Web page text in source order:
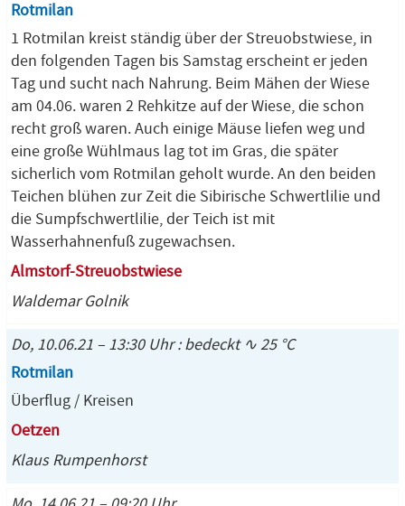
Rotmilan
1 Rotmilan kreist ständig über der Streuobstwiese, in
den folgenden Tagen bis Samstag erscheint er jeden
Tag und sucht nach Nahrung. Beim Mähen der Wiese
am 04.06. waren 2 Rehkitze auf der Wiese, die schon
recht groß waren. Auch einige Mäuse liefen weg und
eine große Wühlmaus lag tot im Gras, die später
sicherlich vom Rotmilan geholt wurde. An den beiden
Teichen blühen zur Zeit die Sibirische Schwertlilie und
die Sumpfschwertlilie, der Teich ist mit
Wasserhahnenfuß zugewachsen.
Almstorf-Streuobstwiese
Waldemar Golnik
Do, 10.06.21 – 13:30 Uhr : bedeckt ∿ 25 °C
Rotmilan
Überflug / Kreisen
Oetzen
Klaus Rumpenhorst